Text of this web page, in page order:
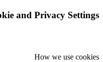
Cookie and Privacy
How we use